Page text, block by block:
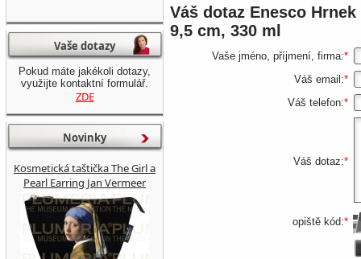
Váš dotaz Enesco
9,5 cm, 330 ml
Vaše jméno, příjmení, firma:*
Váš email:*
Váš telefon:*
Váš dotaz:*
opiště kód:*
Vaše dotazy
Pokud máte jakékoli dotazy,
využijte kontaktní formulář.
ZDE
Novinky
Kosmetická taštička The Girl a
Pearl Earring Jan Vermeer